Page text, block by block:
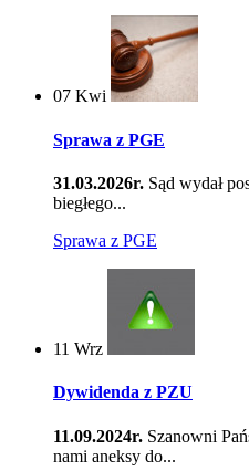
07 Kwi
Sprawa z PGE
31.03.2026r. Sąd wydał
biegłego...
Sprawa z PGE
11 Wrz
Dywidenda z PZU
11.09.2024r. Szanowni
nami aneksy do...